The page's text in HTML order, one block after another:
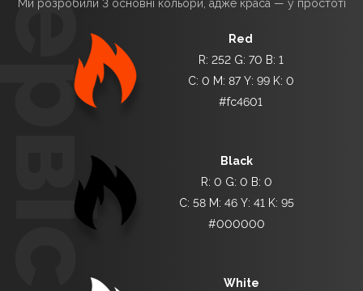
Ми розробили 3 основні кольори, адже краса — у простоті
Red
R: 252 G: 70 B: 1
C: 0 M: 87 Y: 99 K: 0
#fc4601
Black
R: 0 G: 0 B: 0
C: 58 M: 46 Y: 41 K: 95
#000000
White